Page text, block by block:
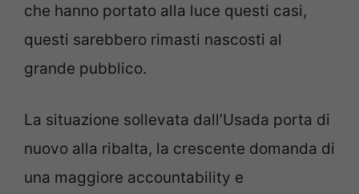
che hanno portato alla luce questi casi,
questi sarebbero rimasti nascosti al
grande pubblico.
La situazione sollevata dall’Usada porta di
nuovo alla ribalta, la crescente domanda di
una maggiore accountability e